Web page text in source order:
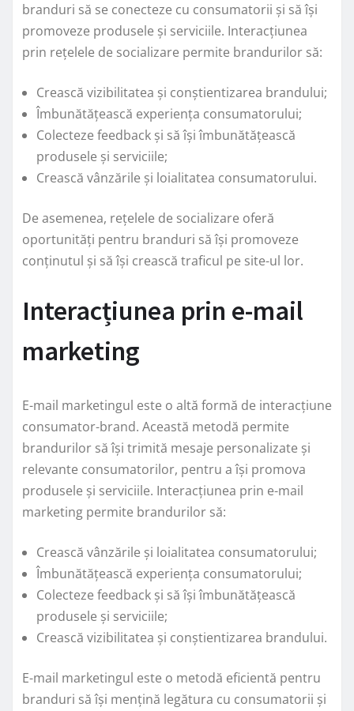
branduri să se conecteze cu consumatorii și să își
promoveze produsele și serviciile. Interacțiunea
prin rețelele de socializare permite brandurilor să:
Crească vizibilitatea și conștientizarea brandului;
Îmbunătățească experiența consumatorului;
Colecteze feedback și să își îmbunătățească
produsele și serviciile;
Crească vânzările și loialitatea consumatorului.
De asemenea, rețelele de socializare oferă
oportunități pentru branduri să își promoveze
conținutul și să își crească traficul pe site-ul lor.
Interacțiunea prin e-mail
marketing
E-mail marketingul este o altă formă de interacțiune
consumator-brand. Această metodă permite
brandurilor să își trimită mesaje personalizate și
relevante consumatorilor, pentru a își promova
produsele și serviciile. Interacțiunea prin e-mail
marketing permite brandurilor să:
Crească vânzările și loialitatea consumatorului;
Îmbunătățească experiența consumatorului;
Colecteze feedback și să își îmbunătățească
produsele și serviciile;
Crească vizibilitatea și conștientizarea brandului.
E-mail marketingul este o metodă eficientă pentru
branduri să își mențină legătura cu consumatorii și